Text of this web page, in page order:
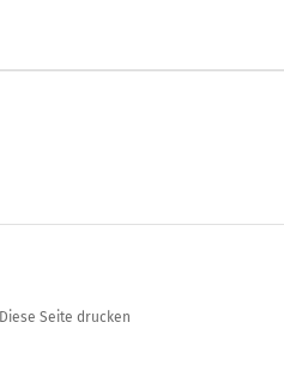
Diese Seite drucken